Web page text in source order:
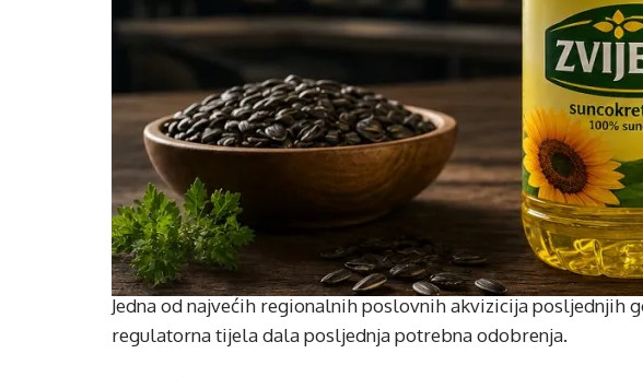
Jedna od najvećih regionalnih poslovnih akvizicija posljednjih
regulatorna tijela dala posljednja potrebna odobrenja.